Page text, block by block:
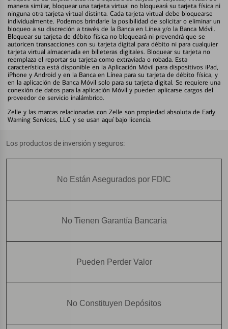
manera similar, bloquear una tarjeta virtual no bloqueará su tarjeta física ni
ninguna otra tarjeta virtual distinta. Cada tarjeta virtual debe bloquearse
individualmente. Podemos brindarle la posibilidad de solicitar o eliminar un
bloqueo a su discreción a través de la Banca en Línea y/o la Banca Móvil.
Bloquear su tarjeta de débito física no bloqueará ni prevendrá que se
autoricen transacciones con su tarjeta digital para débito ni para cualquier
tarjeta virtual almacenada en billeteras digitales. Bloquear su tarjeta no
reemplaza el reportar su tarjeta como extraviada o robada. Esta
característica está disponible en la Aplicación Móvil para dispositivos iPad,
iPhone y Android y en la Banca en Línea para su tarjeta de débito física, y
en la aplicación de Banca Móvil solo para su tarjeta digital. Se requiere una
conexión de datos para la aplicación Móvil y pueden aplicarse cargos del
proveedor de servicio inalámbrico.
Zelle y las marcas relacionadas con Zelle son propiedad absoluta de Early
Warning Services, LLC y se usan aquí bajo licencia.
Los productos de inversión y seguros:
No Están Asegurados por FDIC
No Tienen Garantía Bancaria
Pueden Perder Valor
No Constituyen Depósitos